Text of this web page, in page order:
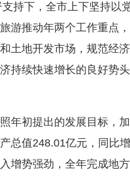
下，全市上下坚持以
游推动年两个工作重点
土地开发市场，规范经
持续快速增长的良好势
初提出的发展目标，
总值248.01亿元，同比
势强劲，全年完成地